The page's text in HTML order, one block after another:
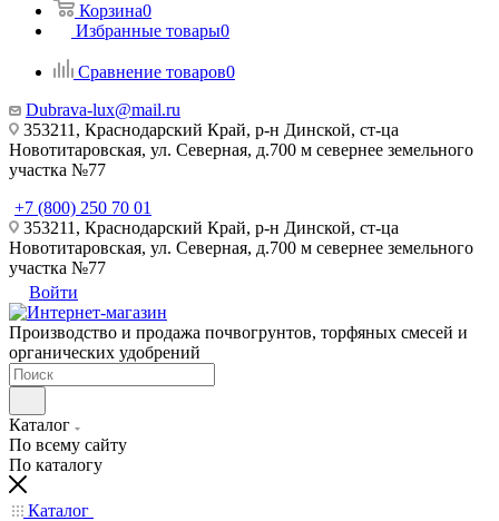
Корзина0
Избранные товары0
Сравнение товаров0
Dubrava-lux@mail.ru
353211, Краснодарский Край, р-н Динской, ст-ца
Новотитаровская, ул. Северная, д.700 м севернее земельного
участка №77
+7 (800) 250 70 01
353211, Краснодарский Край, р-н Динской, ст-ца
Новотитаровская, ул. Северная, д.700 м севернее земельного
участка №77
Войти
Производство и продажа почвогрунтов, торфяных смесей и
органических удобрений
Каталог
По всему сайту
По каталогу
Каталог